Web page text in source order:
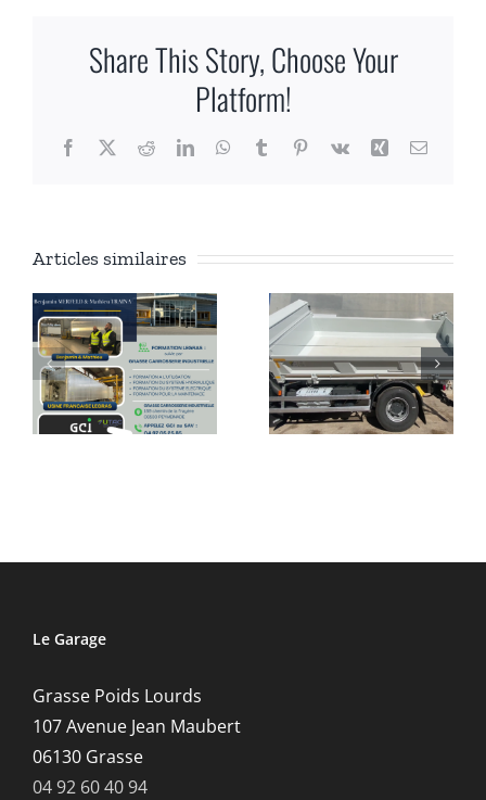
signalisation
des
sur
Share This Story, Choose Your
Platform!
Facebook
X RedditLinkedInWhatsApp
TumblrPinterest
Vk Xing Email
Articles similaires
Carrossage
d’une bi-
benne
Retour en
vidéo de
notre
livraison du
Le Garage
Grasse Poids Lourds
107 Avenue Jean Maubert
06130 Grasse
04 92 60 40 94